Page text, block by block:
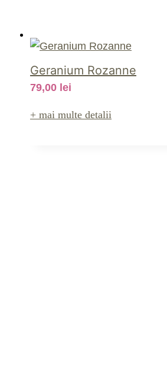
Geranium Rozanne
79,00 lei
+ mai multe detalii